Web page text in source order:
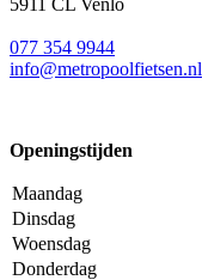
077 354 9944
info@metropoolfietsen.nl
Openingstijden
Maandag
Dinsdag
Woensdag
Donderdag